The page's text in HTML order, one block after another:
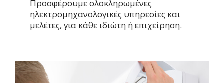
Προσφέρουμε ολοκληρωμένες
ηλεκτρομηχανολογικές υπηρεσίες και
μελέτες, για κάθε ιδιώτη ή επιχείρηση.